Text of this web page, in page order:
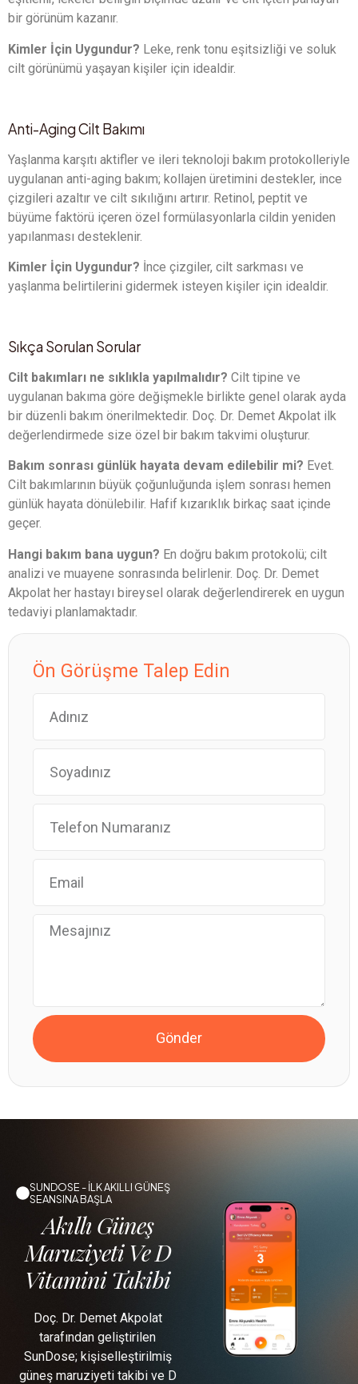
bir görünüm kazanır.
Kimler İçin Uygundur? Leke, renk tonu eşitsizliği ve soluk
cilt görünümü yaşayan kişiler için idealdir.
Anti-Aging Cilt Bakımı
Yaşlanma karşıtı aktifler ve ileri teknoloji bakım protokolleriyle
uygulanan anti-aging bakım; kollajen üretimini destekler, ince
çizgileri azaltır ve cilt sıkılığını artırır. Retinol, peptit ve
büyüme faktörü içeren özel formülasyonlarla cildin yeniden
yapılanması desteklenir.
Kimler İçin Uygundur? İnce çizgiler, cilt sarkması ve
yaşlanma belirtilerini gidermek isteyen kişiler için idealdir.
Sıkça Sorulan Sorular
Cilt bakımları ne sıklıkla yapılmalıdır? Cilt tipine ve
uygulanan bakıma göre değişmekle birlikte genel olarak ayda
bir düzenli bakım önerilmektedir. Doç. Dr. Demet Akpolat ilk
değerlendirmede size özel bir bakım takvimi oluşturur.
Bakım sonrası günlük hayata devam edilebilir mi? Evet.
Cilt bakımlarının büyük çoğunluğunda işlem sonrası hemen
günlük hayata dönülebilir. Hafif kızarıklık birkaç saat içinde
geçer.
Hangi bakım bana uygun? En doğru bakım protokolü; cilt
analizi ve muayene sonrasında belirlenir. Doç. Dr. Demet
Akpolat her hastayı bireysel olarak değerlendirerek en uygun
tedaviyi planlamaktadır.
Ön Görüşme Talep Edin
Gönder
SUNDOSE - İLK AKILLI GÜNEŞ
SEANSINA BAŞLA
Akıllı Güneş
Maruziyeti Ve D
Vitamini Takibi
Doç. Dr. Demet Akpolat
tarafından geliştirilen
SunDose; kişiselleştirilmiş
güneş maruziyeti takibi ve D